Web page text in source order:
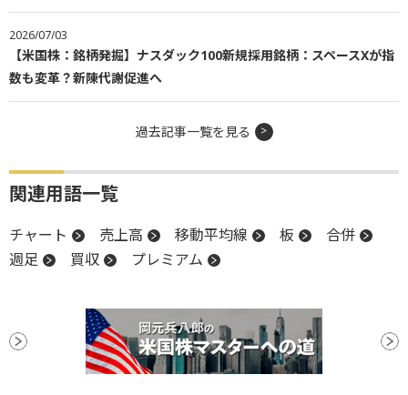
2026/07/03
【米国株：銘柄発掘】ナスダック100新規採用銘柄：スペースXが指
数も変革？新陳代謝促進へ
過去記事一覧を見る
関連用語一覧
チャート 売上高 移動平均線 板
合併
週足
買収 プレミアム